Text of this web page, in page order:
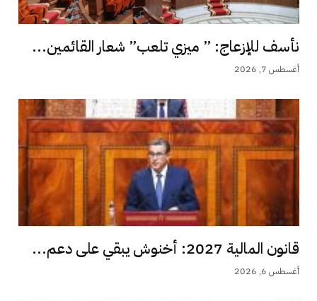
نأسف للإزعاج: ” ميزي تلعب” شعار القائمين...
أغسطس 7, 2026
قانون المالية 2027: أخنوش يبقي على دعم...
أغسطس 6, 2026